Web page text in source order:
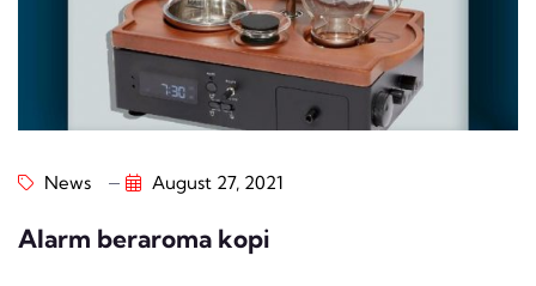
News August 27, 2021
Alarm beraroma kopi